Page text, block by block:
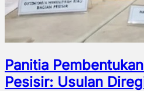
Panitia
Pesisir: Usulan